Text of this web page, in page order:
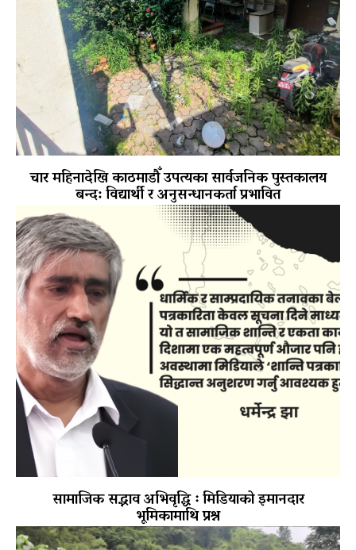
चार महिनादेखि काठमाडौँ उपत्यका सार्वजनिक पुस्तकालय
बन्द: विद्यार्थी र अनुसन्धानकर्ता प्रभावित
सामाजिक सद्भाव अभिवृद्धि ः मिडियाको इमानदार
भूमिकामाथि प्रश्न